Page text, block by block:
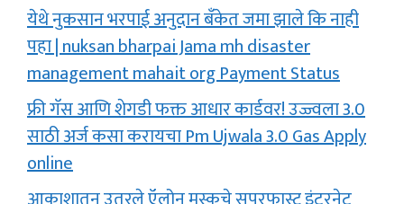
येथे नुकसान भरपाई अनुदान बँकेत जमा झाले कि नाही
पहा | nuksan bharpai Jama mh disaster
management mahait org Payment Status
फ्री गॅस आणि शेगडी फक्त आधार कार्डवर! उज्ज्वला 3.0
साठी अर्ज कसा करायचा Pm Ujwala 3.0 Gas Apply
online